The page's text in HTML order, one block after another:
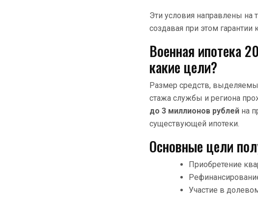
Эти условия направлены на
создавая при этом
Военная ипотека
какие цели?
Размер средств,
стажа службы и региона
до 3 миллионов рублей на
существующей ипотеки.
Основные цели
Приобретение
Участие в